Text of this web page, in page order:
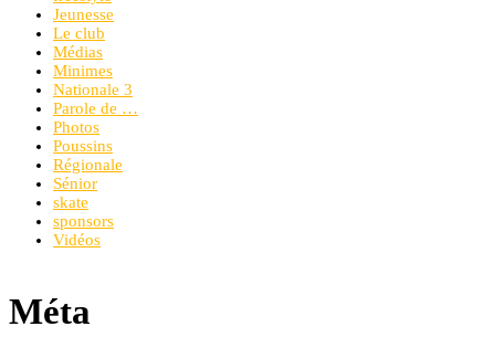
Jeunesse
Le club
Médias
Minimes
Nationale 3
Parole de …
Photos
Poussins
Régionale
Sénior
skate
sponsors
Vidéos
Méta